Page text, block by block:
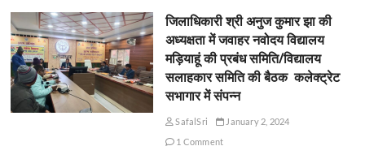
जिलाधिकारी श्री अनुज कुमार झा की
अध्यक्षता में जवाहर नवोदय विद्यालय
मड़ियाहूं की प्रबंध समिति/विद्यालय
सलाहकार समिति की बैठक कलेक्ट्रेट
सभागार में संपन्न
SafalSri
January 2, 2024
1 Comment